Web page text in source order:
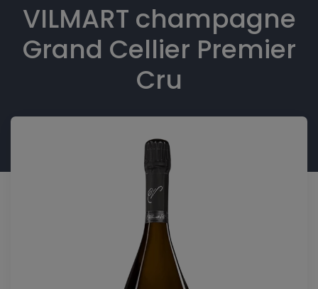
VILMART champagne
Grand Cellier Premier
Cru